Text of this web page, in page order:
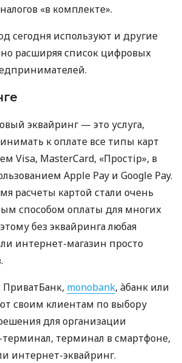
«в комплекте».
сегодня используют и другие
расширяя список цифровых
эквайринг — это услуга,
к оплате все типы карт
Visa, MasterCard, «Простір», в
Apple Pay и Google Pay.
расчеты картой стали очень
способом оплаты для многих
без эквайринга любая
интернет-магазин просто
ПриватБанк, monobank, àбанк или
своим клиентам по выбору
для организации
терминал, терминал в смартфоне,
интернет-эквайринг.